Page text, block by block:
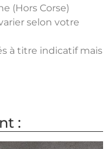
(Hors Corse)
selon votre
à titre indicatif mais
: